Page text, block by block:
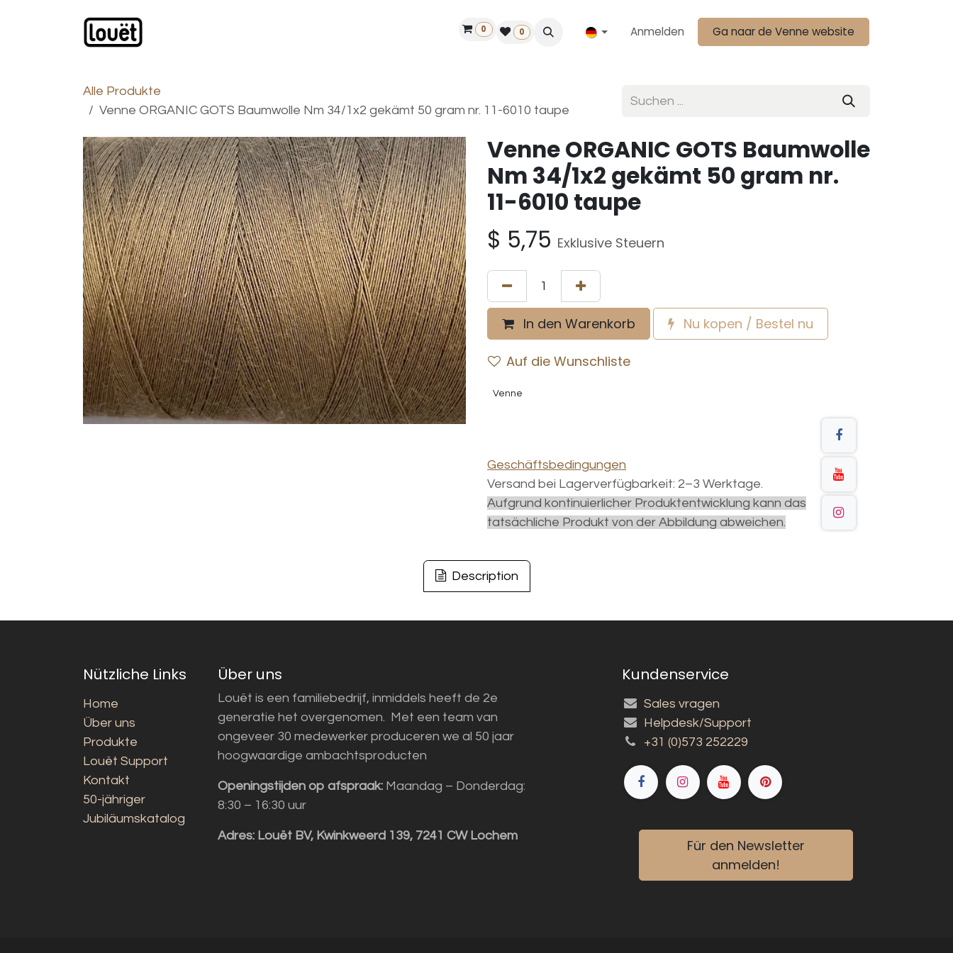
Finde einen Händler
0 0 Anmelden Ga naar de Venne website
Alle Produkte
Venne ORGANIC GOTS Baumwolle Nm 34/1x2 gekämt 50 gram nr. 11-6010 taupe
Venne ORGANIC GOTS Baumwolle
Nm 34/1x2 gekämt 50 gram nr.
11-6010 taupe
$ 5,75 Exklusive Steuern
In den Warenkorb Nu kopen / Bestel nu
Auf die Wunschliste
Venne
Geschäftsbedingungen
Versand bei Lagerverfügbarkeit: 2–3 Werktage.
Aufgrund kontinuierlicher Produktentwicklung kann das
tatsächliche Produkt von der Abbildung abweichen.
Description
Nützliche Links
Home
Über uns
Produkte
Louët Support
Kontakt
50-jähriger
Jubiläumskatalog
Über uns
Louët is een familiebedrijf, inmiddels heeft de 2e
generatie het overgenomen. Met een team van
ongeveer 30 medewerker produceren we al 50 jaar
hoogwaardige ambachtsproducten
Openingstijden op afspraak: Maandag – Donderdag:
8:30 – 16:30 uur
Adres: Louët BV, Kwinkweerd 139, 7241 CW Lochem
Kundenservice
Sales vragen
Helpdesk/Support
+31 (0)573 252229
Für den Newsletter
anmelden!